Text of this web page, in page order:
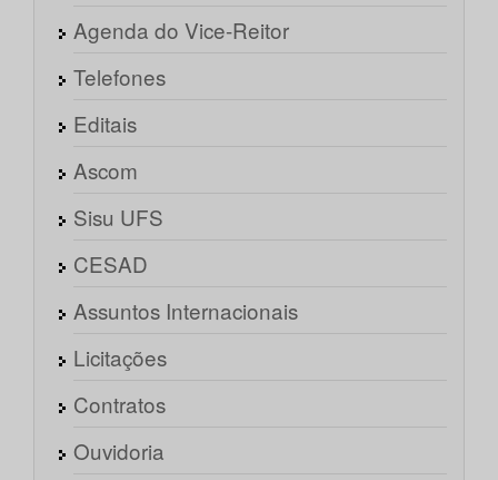
Agenda do Vice-Reitor
Telefones
Editais
Ascom
Sisu UFS
CESAD
Assuntos Internacionais
Licitações
Contratos
Ouvidoria